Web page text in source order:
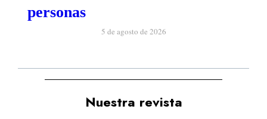
personas
5 de agosto de 2026
Nuestra revista